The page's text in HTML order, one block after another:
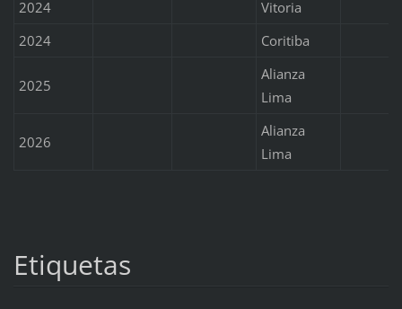
2024
Vitoria
2024
Coritiba
2025
Alianza
Lima
2026
Alianza
Lima
Etiquetas